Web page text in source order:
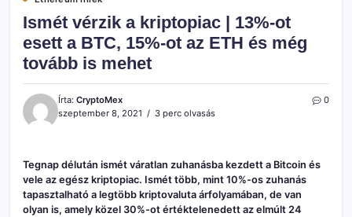
Ismét vérzik a kriptopiac | 13%-ot
esett a BTC, 15%-ot az ETH és még
tovább is mehet
Írta: CryptoMex
szeptember 8, 2021
3 perc olvasás
0
Tegnap délután ismét váratlan zuhanásba kezdett a Bitcoin és
vele az egész kriptopiac. Ismét több, mint 10%-os zuhanás
tapasztalható a legtöbb kriptovaluta árfolyamában, de van
olyan is, amely közel 30%-ot értéktelenedett az elmúlt 24